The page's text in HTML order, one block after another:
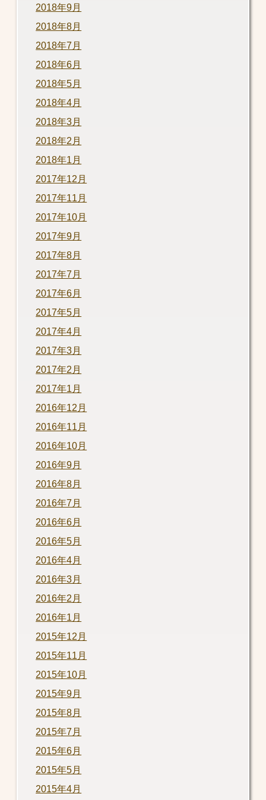
2018年9月
2018年8月
2018年7月
2018年6月
2018年5月
2018年4月
2018年3月
2018年2月
2018年1月
2017年12月
2017年11月
2017年10月
2017年9月
2017年8月
2017年7月
2017年6月
2017年5月
2017年4月
2017年3月
2017年2月
2017年1月
2016年12月
2016年11月
2016年10月
2016年9月
2016年8月
2016年7月
2016年6月
2016年5月
2016年4月
2016年3月
2016年2月
2016年1月
2015年12月
2015年11月
2015年10月
2015年9月
2015年8月
2015年7月
2015年6月
2015年5月
2015年4月